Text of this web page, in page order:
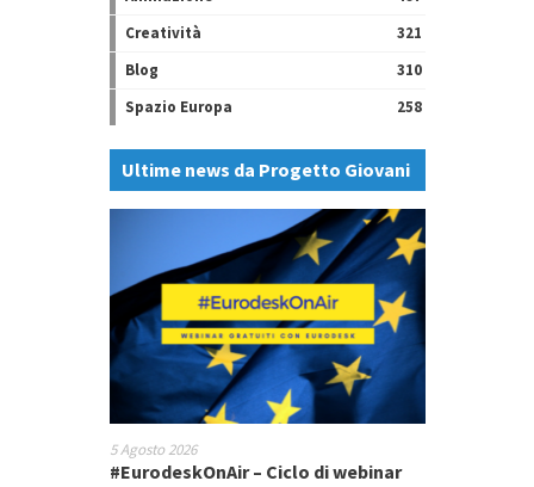
Creatività
321
Blog
310
Spazio Europa
258
Ultime news da Progetto Giovani
5 Agosto 2026
#EurodeskOnAir – Ciclo di webinar